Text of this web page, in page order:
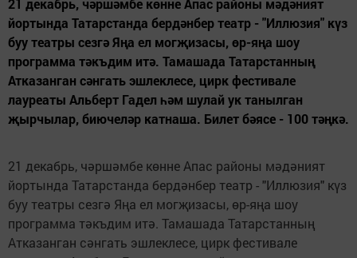
21 декабрь, чәршәмбе көнне Апас районы мәдәният
йортында Татарстанда бердәнбер театр - "Иллюзия" күз
буу театры сезгә Яңа ел могҗизасы, өр-яңа шоу
программа тәкъдим итә. Тамашада Татарстанның
Атказанган сәнгать эшлеклесе, цирк фестивале
лауреаты Альберт Гадел һәм шулай ук танылган
җырчылар, биючеләр катнаша. Билет бәясе - 100 тәңкә.
21 декабрь, чәршәмбе көнне Апас районы мәдәният
йортында Татарстанда бердәнбер театр - "Иллюзия" күз
буу театры сезгә Яңа ел могҗизасы, өр-яңа шоу
программа тәкъдим итә. Тамашада Татарстанның
Атказанган сәнгать эшлеклесе, цирк фестивале